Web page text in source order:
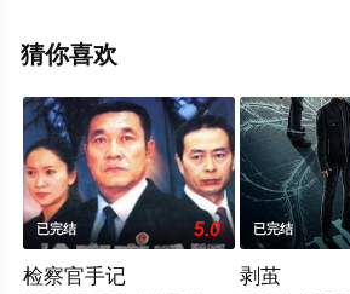
完结），手机免费观看高清未删减完整
剧情网等平台了解。
猜你喜欢
已完结 5.0
检察官手记
已完结
剥茧